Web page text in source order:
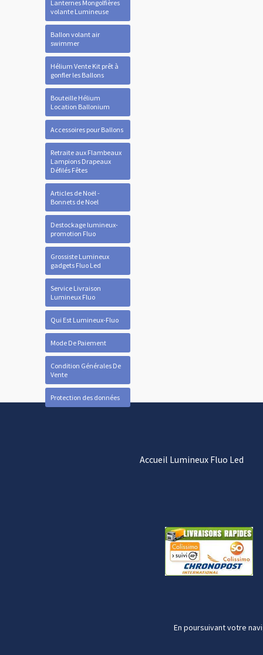
Lanternes Mongolfières
volante Lumineuse
Ballon volant air
swimmer
Hélium Vente Kit prêt à
gonfler les Ballons
Bouteille Hélium
Location Ballonium
Accessoires pour Ballons
Retraite aux Flambeaux
Lampions Drapeaux
Défilés Fêtes
Articles de Noël -
Bonnets de Noel
Destockage lumineux-
promotion Fluo
Grossiste Lumineux
gadgets Fluo Led
Service Livraison
Lumineux Fluo
Qui Est Lumineux-Fluo
Mode De Paiement
Condition Générales De
Vente
Protection des données
Accueil Lumineux Fluo Led
En poursuivant votre